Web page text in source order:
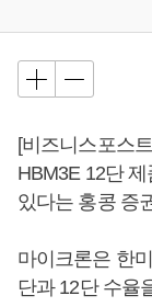
[비즈니스포스
HBM3E 12단
있다는 홍콩 증
마이크론은 한
단과 12단 수율